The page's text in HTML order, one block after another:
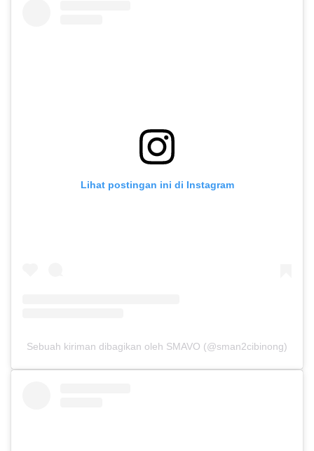
Lihat postingan ini di Instagram
Sebuah kiriman dibagikan oleh SMAVO (@sman2cibinong)